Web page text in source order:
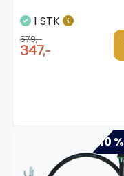
1 STK
579,-
347,-
-40 %